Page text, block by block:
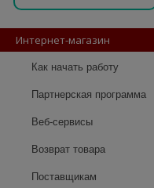
Интернет-магазин
Как начать работу
Партнерская программа
Веб-сервисы
Возврат товара
Поставщикам